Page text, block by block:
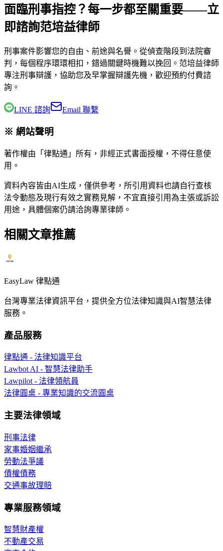
面臨刑事指控？每一步都至關重要——立
即諮詢范培益律師
刑事案件影響您的自由、前途與名譽。從偵查階段到法院審
判，每個程序環環相扣，錯過關鍵時機難以挽回。 范培益律師
專注刑事辯護，協助您及早掌握辯護先機，歡迎預約付費諮
詢。
LINE 諮詢 Email 聯繫
※ 網站聲明
著作權由「律點通」所有，非經正式書面授權，不得任意使
用。
資料內容皆由AI生成，僅供參考，所引用資料也請自行查核
法令動態及現行有效之實務見解，不宜直接引用為主張或訴訟
用途，具體個案仍請洽詢專業律師。
相關文章推薦
EasyLaw 律點通
台灣專業法律資訊平台，提供全方位法律知識與AI智慧法律
服務。
產品服務
律點通 - 法律知識平台
Lawbot AI - 智慧法律助手
Lawpilot - 法律領航員
法律圓桌 - 專業知識的交流圓桌
主要法律領域
刑事法律
家事婚姻繼承
勞動法爭議
債權債務
交通事故理賠
專業服務領域
智慧財產權
不動產交易